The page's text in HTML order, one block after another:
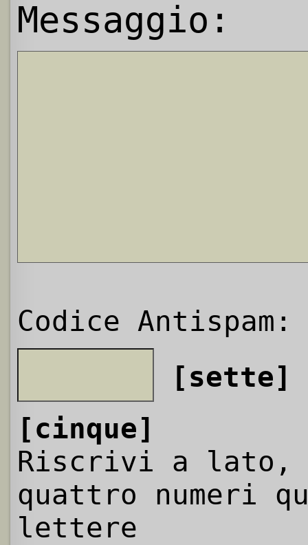
Messaggio:
Codice Antispam:
[sette]
[cinque]
Riscrivi a
quattro numeri
lettere